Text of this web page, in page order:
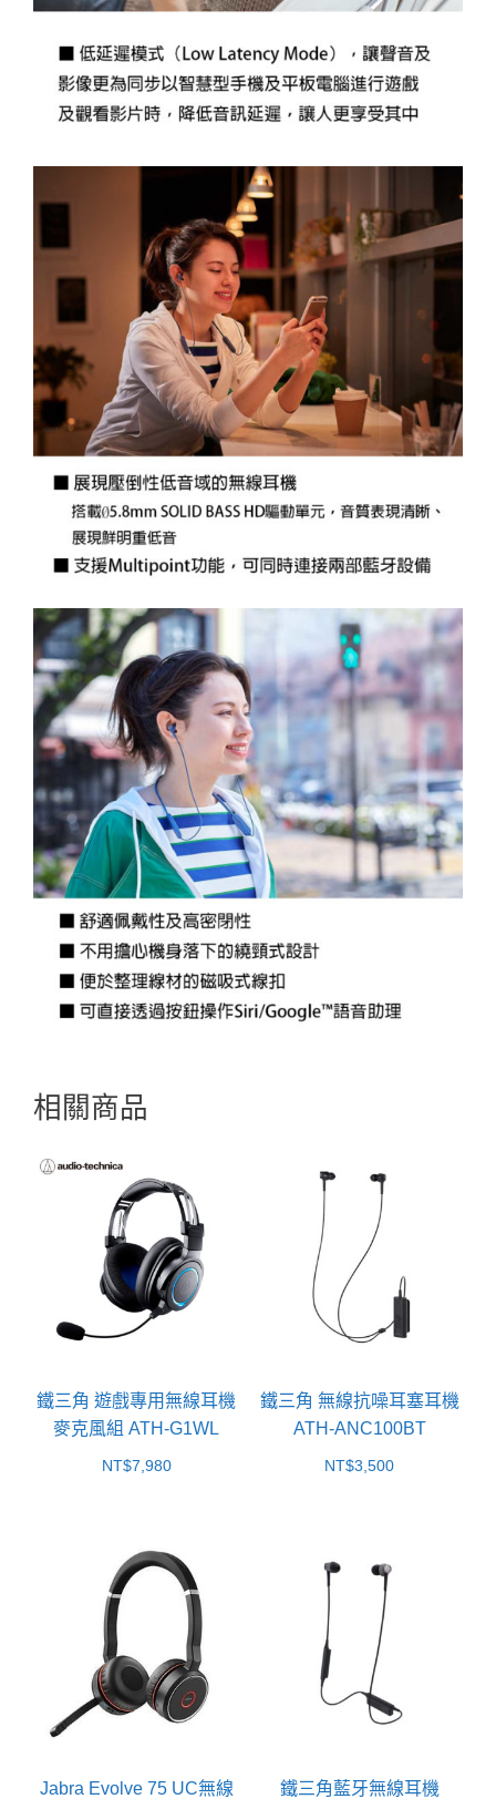
相關商品
鐵三角 遊戲專用無線耳機
麥克風組 ATH-G1WL
NT$7,980
鐵三角 無線抗噪耳塞耳機
ATH-ANC100BT
NT$3,500
Jabra Evolve 75 UC無線
鐵三角藍牙無線耳機